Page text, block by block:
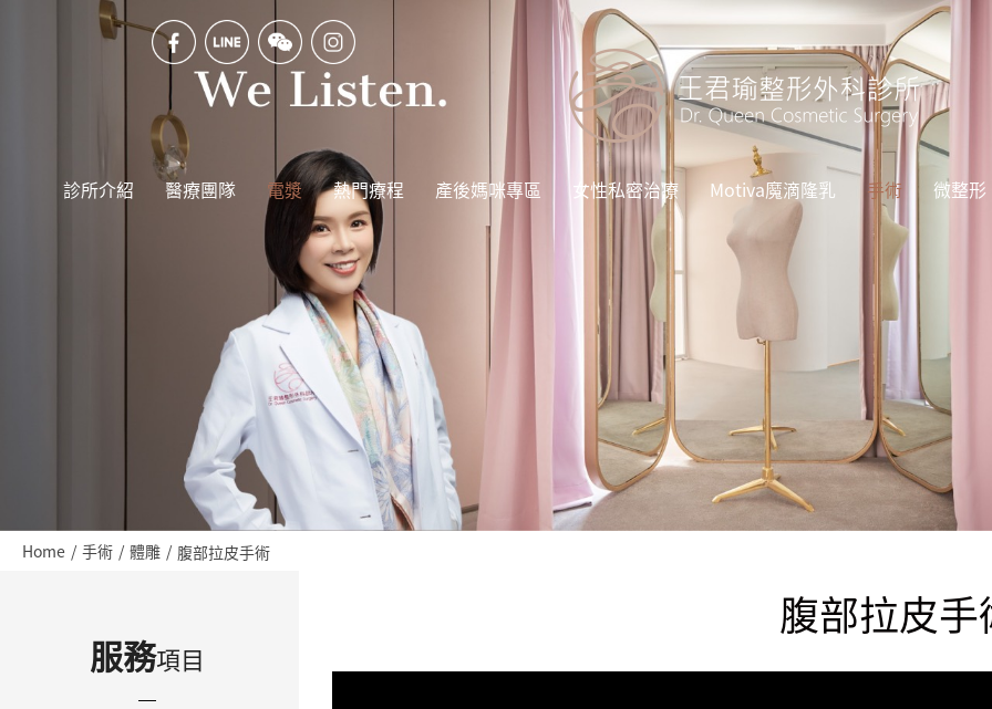
診所介紹 醫療團隊 電漿 熱門療程 產後媽咪專區 女性私密治療 Motiva魔滴隆乳 手術 微整形
Home 手術 體雕 腹部拉皮手術
服務項目
腹部拉皮手